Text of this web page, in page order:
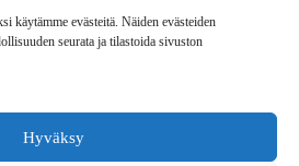
käytämme evästeitä. Näiden evästeiden
seurata ja tilastoida sivuston
Hyväksy